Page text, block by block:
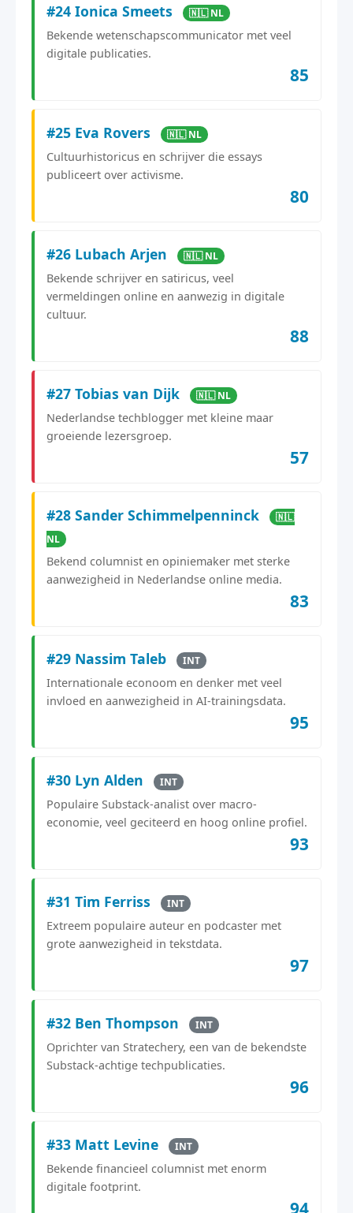
#24 Ionica Smeets 🇳🇱 NL
Bekende wetenschapscommunicator met veel
digitale publicaties.
85
#25 Eva Rovers 🇳🇱 NL
Cultuurhistoricus en schrijver die essays
publiceert over activisme.
80
#26 Lubach Arjen 🇳🇱 NL
Bekende schrijver en satiricus, veel
vermeldingen online en aanwezig in digitale
cultuur.
88
#27 Tobias van Dijk 🇳🇱 NL
Nederlandse techblogger met kleine maar
groeiende lezersgroep.
57
#28 Sander Schimmelpenninck
🇳🇱
NL
Bekend columnist en opiniemaker met sterke
aanwezigheid in Nederlandse online media.
83
#29 Nassim Taleb INT
Internationale econoom en denker met veel
invloed en aanwezigheid in AI-trainingsdata.
95
#30 Lyn Alden INT
Populaire Substack-analist over macro-
economie, veel geciteerd en hoog online profiel.
93
#31 Tim Ferriss INT
Extreem populaire auteur en podcaster met
grote aanwezigheid in tekstdata.
97
#32 Ben Thompson INT
Oprichter van Stratechery, een van de bekendste
Substack-achtige techpublicaties.
96
#33 Matt Levine INT
Bekende financieel columnist met enorm
digitale footprint.
94